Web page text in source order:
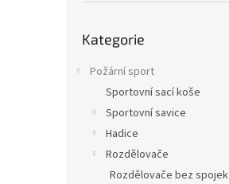
kategorie
Kategorie
Požární sport
Sportovní sací koše
Sportovní savice
Hadice
Rozdělovače
Rozdělovače bez spojek